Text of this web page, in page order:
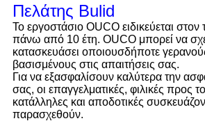
Πελάτης Bulid
Το εργοστάσιο OUCO ειδικεύεται
πάνω από 10 έτη. OUCO μπορεί να
κατασκευάσει οποιουσδήποτε
βασισμένους στις απαιτήσεις σας.
Για να εξασφαλίσουν καλύτερα την
σας, οι επαγγελματικές, φιλικές προς
κατάλληλες και αποδοτικές
παρασχεθούν.